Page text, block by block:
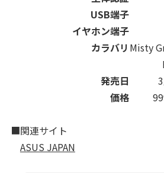
USB端子
イヤホン端子
カラバリ Misty
発売日
価格
■関連サイト
ASUS JAPAN